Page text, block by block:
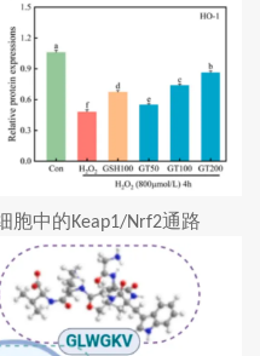
胞中的Keap1/Nrf2通路